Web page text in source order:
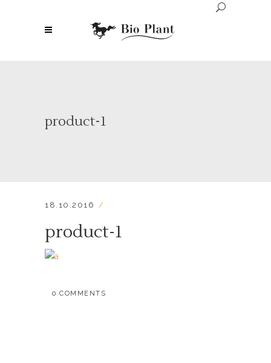
product-1
18.10.2016
product-1
0 COMMENTS